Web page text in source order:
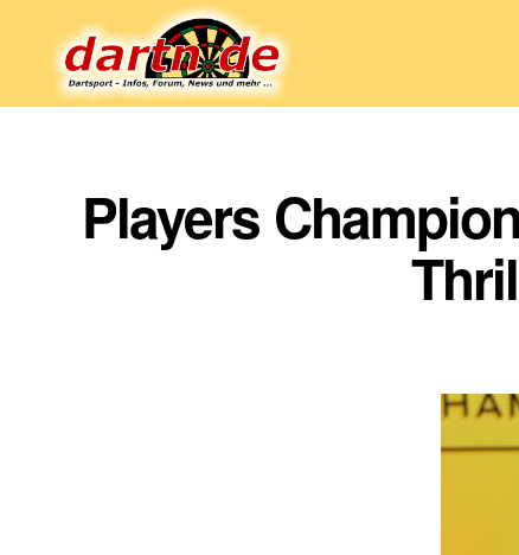
Players